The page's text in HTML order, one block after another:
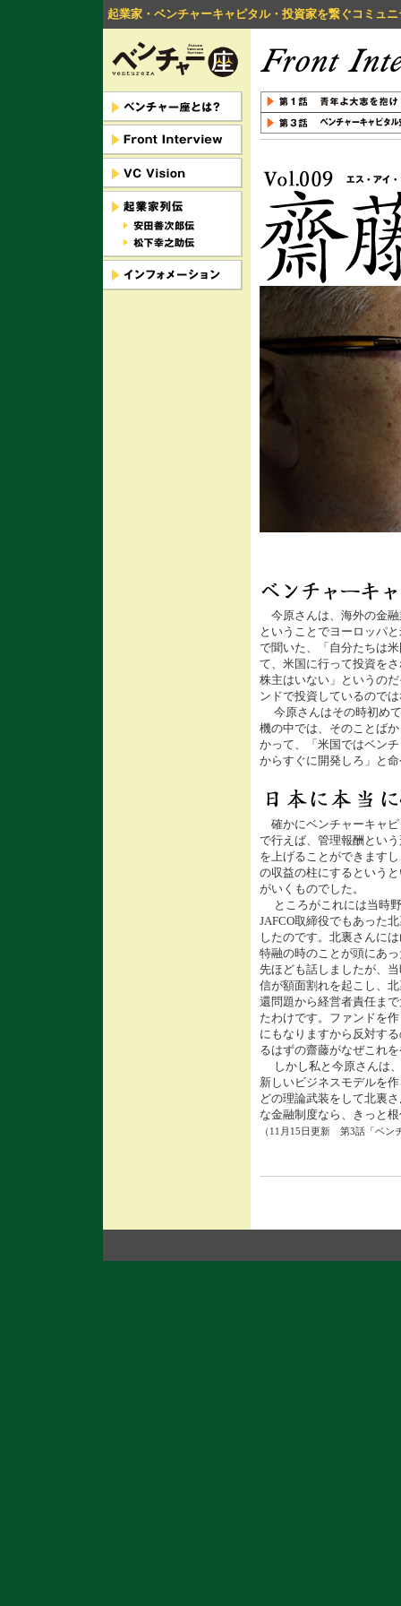
起業家・ベンチャーキャピタル・投資家を繋ぐコミュ
今原さんは、海外の金融
ということでヨーロッパ
で聞いた、「自分たちは
て、米国に行って投資を
株主はいない」というの
ンドで投資しているので
今原さんはその時初め
機の中では、そのことば
かって、「米国ではベン
からすぐに開発しろ」と
確かにベンチャーキャ
で行えば、管理報酬とい
を上げることができます
の収益の柱にするという
がいくものでした。
ところがこれには当時
JAFCO取締役でもあった
したのです。北裏さんに
特融の時のことが頭にあ
先ほども話しましたが、
信が額面割れを起こし、
還問題から経営者責任ま
たわけです。ファンドを
にもなりますから反対す
るはずの齋藤がなぜこれ
しかし私と今原さんは
新しいビジネスモデルを
どの理論武装をして北裏
な金融制度なら、きっと
（11月15日更新 第3話「ベン